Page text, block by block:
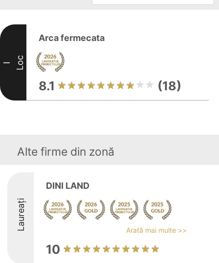
I Loc
Arca fermecata
8.1 (18)
Alte firme din zonă
Laureați
DINI LAND
Arată mai multe >>
10